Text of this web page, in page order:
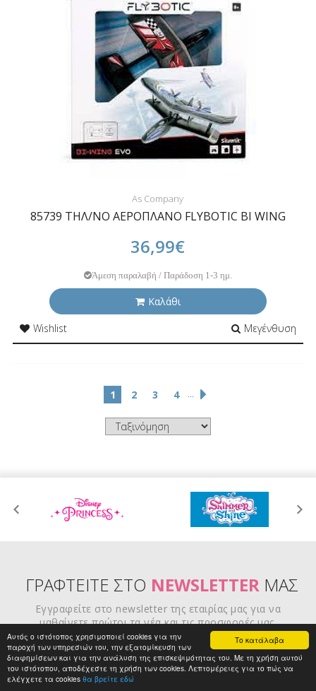
Το κατάλαβα
Αυτός ο ιστότοπος χρησιμοποιεί cookies για την
παροχή των υπηρεσιών του, την εξατομίκευση των
διαφημίσεων και για την ανάλυση της επισκεψιμότητας του. Με τη χρήση αυτού
του ιστότοπου, αποδέχεστε τη χρήση των cookies. Λεπτομέρειες για το πώς να
ελέγχετε τα cookies θα βρείτε εδώ
As Company
85739 ΤΗΛ/ΝΟ ΑΕΡΟΠΛΑΝΟ FLYBOTIC BI WING
36,99€
Άμεση παραλαβή / Παράδοση 1-3 ημ.
Καλάθι
Wishlist
Μεγένθυση
1 2 3 4 ...
ΓΡΑΦΤΕΙΤΕ ΣΤΟ NEWSLETTERΜΑΣ
Εγγραφείτε στο newsletter της εταιρίας μας για να
μαθαίνετε πρώτοι τα νέα και τις προσφορές μας.